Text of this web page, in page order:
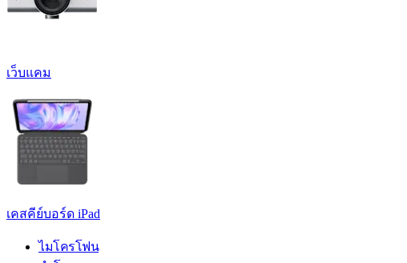
เว็บแคม
เคสคีย์บอร์ด iPad
ไมโครโฟน